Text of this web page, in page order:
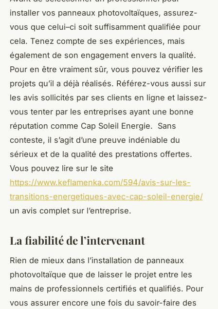
installer vos panneaux photovoltaïques, assurez-
vous que celui–ci soit suffisamment qualifiée pour
cela. Tenez compte de ses expériences, mais
également de son engagement envers la qualité.
Pour en être vraiment sûr, vous pouvez vérifier les
projets qu’il a déjà réalisés. Référez-vous aussi sur
les avis sollicités par ses clients en ligne et laissez-
vous tenter par les entreprises ayant une bonne
réputation comme Cap Soleil Energie. Sans
conteste, il s’agit d’une preuve indéniable du
sérieux et de la qualité des prestations offertes.
Vous pouvez lire sur le site
https://www.keflamenka.com/594/avis-sur-les-
transitions-energetiques-avec-cap-soleil-energie/
un avis complet sur l’entreprise.
La fiabilité de l’intervenant
Rien de mieux dans l’installation de panneaux
photovoltaïque que de laisser le projet entre les
mains de professionnels certifiés et qualifiés. Pour
vous assurer encore une fois du savoir-faire des